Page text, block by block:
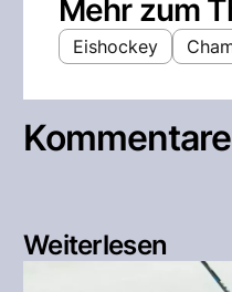
Mehr zum
Eishockey
Kommentare
Weiterlesen